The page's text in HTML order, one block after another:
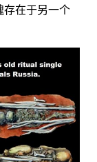
存在于另一个